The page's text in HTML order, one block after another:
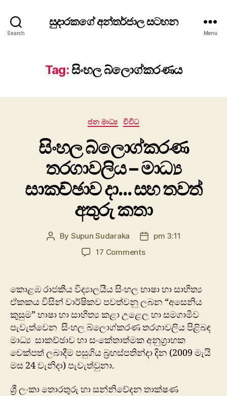
Search
සුදාරකගේ අන්තර්ජාල සටහන
Menu
Tag: සිංහල බ්ලොග්කරණය
Categories
ජන මාධ්‍ය විවිධ
සිංහල බ්ලොග්කරණ
තරගාවලිය – මාධ්‍ය
සාකච්ඡාව දා… සහ තවත්
අතුරු කතා
Post
By Supun Sudaraka
Postpm 3:11
17 Commentson
මාධ්‍ය
සාකච්ඡාව
දා…
සහ
තවත්
කොළඹ රාජකීය විද්‍යාලයීය සිංහල භාෂා හා සාහිත්‍ය
ඒකකය විසින් වාර්ෂිකව පවත්වනු ලබන “අසෙනිය
කුසුම” භාෂා හා සාහිත්‍ය කළා උළෙල හා සමගාමීව
පැවැත්වෙන සිංහල බ්ලොග්කරණ තරගාවලිය පිළිබඳ
මාධ්‍ය සාකච්ඡාව හා සංකේතාත්මක අනුග්‍රාහක
චෙක්පත් ලබාදීම පසුගිය බ්‍රහස්පතින්දා දින (2009 මැයි
මස 24 වැනිදා) පැවැත්වුනා.
ශ්‍රී ලංකා තොරතුරු හා සන්නි‍වේදන තාක්ෂණ